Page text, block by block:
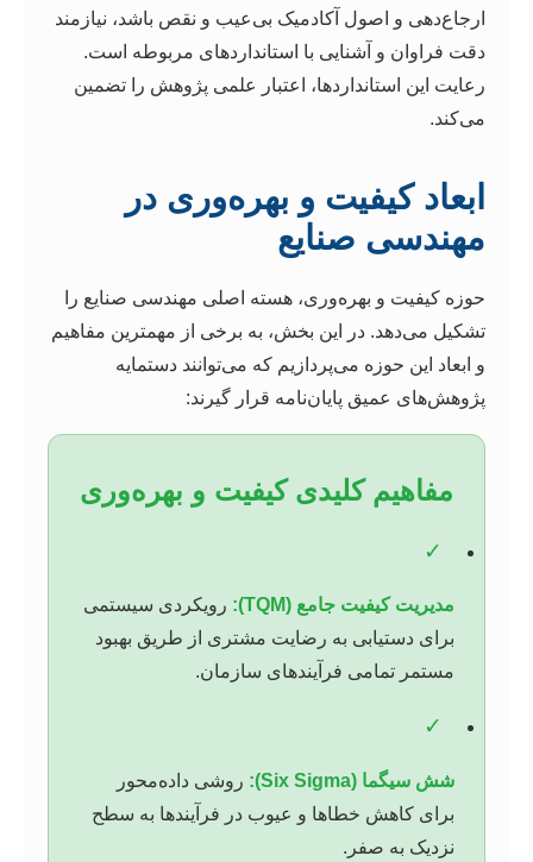
ارجاع‌دهی و اصول آکادمیک بی‌عیب و نقص باشد، نیازمند
دقت فراوان و آشنایی با استانداردهای مربوطه است.
رعایت این استانداردها، اعتبار علمی پژوهش را تضمین
می‌کند.
ابعاد کیفیت و بهره‌وری در
مهندسی صنایع
حوزه کیفیت و بهره‌وری، هسته اصلی مهندسی صنایع را
تشکیل می‌دهد. در این بخش، به برخی از مهمترین مفاهیم
و ابعاد این حوزه می‌پردازیم که می‌توانند دستمایه
پژوهش‌های عمیق پایان‌نامه قرار گیرند:
مفاهیم کلیدی کیفیت و بهره‌وری
✓
مدیریت کیفیت جامع (TQM):
رویکردی سیستمی
برای دستیابی به رضایت مشتری از طریق بهبود
مستمر تمامی فرآیندهای سازمان.
✓
شش سیگما (Six Sigma):
روشی داده‌محور
برای کاهش خطاها و عیوب در فرآیندها به سطح
نزدیک به صفر.